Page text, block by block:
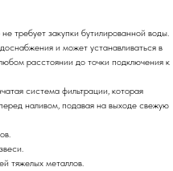
требует закупки бутилированной воды.
и может устанавливаться в
расстоянии до точки подключения к
система фильтрации, которая
наливом, подавая на выходе свежую
тяжелых металлов.